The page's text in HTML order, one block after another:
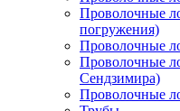
Проволочные
погружения)
Проволочные
Проволочные
Сендзимира)
Проволочные